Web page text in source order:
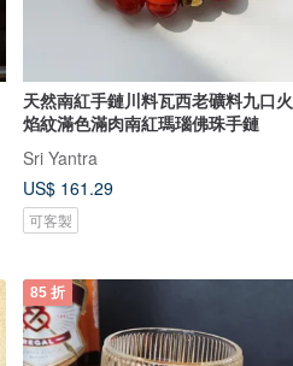
天然南紅手鏈川料瓦西老礦料九口火
焰紋滿色滿肉南紅瑪瑙佛珠手鏈
Sri Yantra
US$ 161.29
可客製
85 折